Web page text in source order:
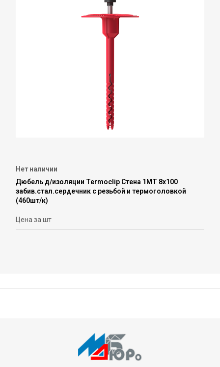
Нет наличии
Дюбель д/изоляции Termoclip Стена 1МT 8х100
забив.стал.сердечник с резьбой и термоголовкой
(460шт/к)
Цена за шт